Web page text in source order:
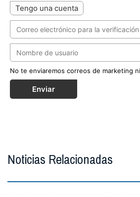
Tengo una cuenta
No te enviaremos correos de marketing
Enviar
Noticias Relacionadas